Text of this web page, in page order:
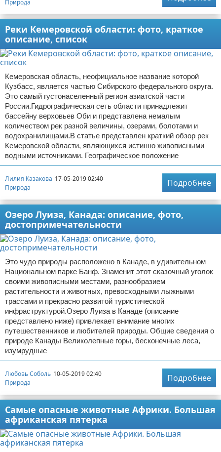
Природа
Реки Кемеровской области: фото, краткое
описание, список
Кемеровская область, неофициальное название которой
Кузбасс, является частью Сибирского федерального округа.
Это самый густонаселенный регион азиатской части
России.Гидрографическая сеть области принадлежит
бассейну верховьев Оби и представлена немалым
количеством рек разной величины, озерами, болотами и
водохранилищами.В статье представлен краткий обзор рек
Кемеровской области, являющихся истинно живописными
водными источниками. Географическое положение
Лилия Казакова 17-05-2019 02:40
Природа
Подробнее
Озеро Луиза, Канада: описание, фото,
достопримечательности
Это чудо природы расположено в Канаде, в удивительном
Национальном парке Банф. Знаменит этот сказочный уголок
своими живописными местами, разнообразием
растительности и животных, превосходными лыжными
трассами и прекрасно развитой туристической
инфраструктурой.Озеро Луиза в Канаде (описание
представлено ниже) привлекает внимание многих
путешественников и любителей природы. Общие сведения о
природе Канады Великолепные горы, бесконечные леса,
изумрудные
Любовь Соболь 10-05-2019 02:40
Природа
Подробнее
Самые опасные животные Африки. Большая
африканская пятерка